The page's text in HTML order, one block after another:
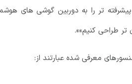
تر را به دوربین گوشی های
تر طراحی کنیم»».
معرفی شده عبارتند از: